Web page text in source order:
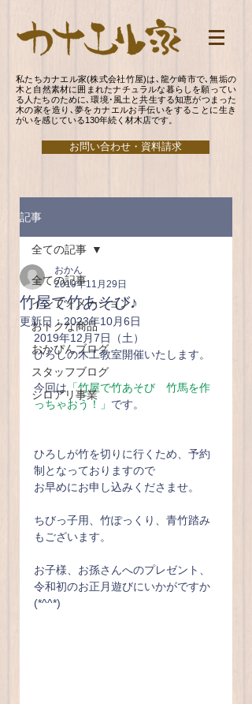
私たちカナエル家(株式会社竹屋)は､龍ケ崎市で､無垢の
木と自然素材に囲まれたナチュラルな暮らしを願ってい
る人たちのために､環境･風土と共生する知恵がつまった
木の家を造り､夢をカナエルお手伝いをすることに生き
がいを感じている130年続く材木店です。
お問い合わせ・資料請求
記事
全ての記事
インフォメーション
おトクな商品
おかぴんブログ
スタッフブログ
シロアリ事業
全ての記事
竹屋で竹あそび♪
おかん
2019年11月29日
更新日：2023年10月6日
2019年12月7日（土）
ひろしの木工教室開催いたします。
今回は 「竹屋で竹あそび　竹馬を作
っちゃおう！」 です。
ひろしが竹を切りに行くため、予約
制となっておりますので
お早めにお申し込みくださませ。
ちびっ子用、竹ぽっくり、青竹踏み
もございます。
お子様、お孫さんへのプレゼント、
令和初のお正月遊びにいかがですか
(*^^*)